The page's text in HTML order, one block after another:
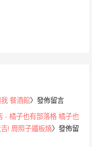
我 餐酒館〉發佈留言
- 橘子也有部落格 橘子也
吉! 周照子鐵板燒〉發佈留